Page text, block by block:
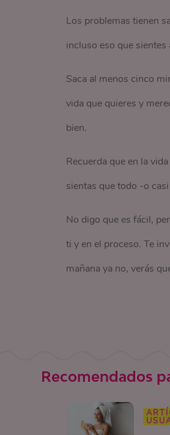
Los problemas tienen
incluso eso que
Saca al menos cinco
vida que quieres y
bien.
Recuerda que en la
sientas que todo -o
No digo que es fácil,
ti y en el proceso. Te
mañana ya no, verás
Recomendados